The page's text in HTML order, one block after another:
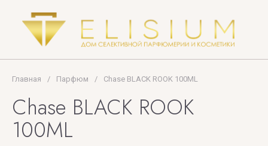
Главная / Парфюм / Chase BLACK ROOK 100ML
Chase BLACK ROOK
100ML
PUPA
MILANO
Thomas
Kosmala